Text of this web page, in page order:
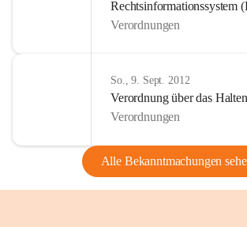
Rechtsinformationssystem
Verordnungen
So., 9. Sept. 2012
Verordnung über das
Verordnungen
Alle Bekanntmachungen